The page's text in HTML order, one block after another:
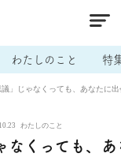
わたしのこと 特
議」じゃなくっても、あなたに
わたしのこと
なくっても、
# 不倫
# ラブグッズ # 体の相